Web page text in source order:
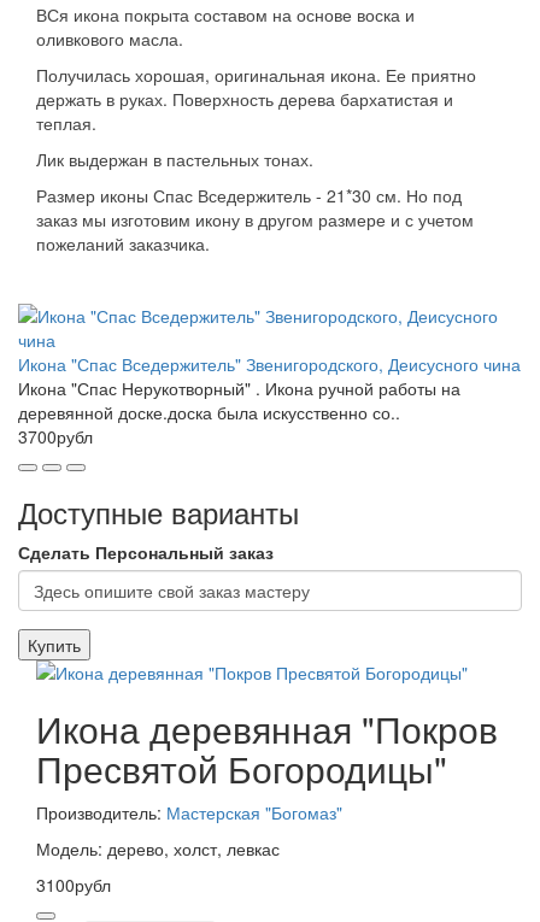
ВСя икона покрыта составом на основе воска и
оливкового масла.
Получилась хорошая, оригинальная икона. Ее приятно
держать в руках. Поверхность дерева бархатистая и
теплая.
Лик выдержан в пастельных тонах.
Размер иконы Спас Вседержитель - 21*30 см. Но под
заказ мы изготовим икону в другом размере и с учетом
пожеланий заказчика.
Икона "Спас Вседержитель" Звенигородского, Деисусного чина
Икона "Спас Нерукотворный" . Икона ручной работы на
деревянной доске.доска была искусственно со..
3700рубл
Доступные варианты
Сделать Персональный заказ
Купить
Икона деревянная "Покров
Пресвятой Богородицы"
Производитель: Мастерская "Богомаз"
Модель: дерево, холст, левкас
3100рубл